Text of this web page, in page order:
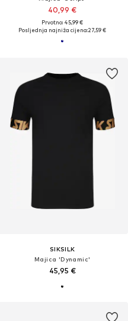
40,99 €
Prvotno: 45,99 €
Posljednja najniža cijena:27,59 €
SIKSILK
Majica 'Dynamic'
45,95 €